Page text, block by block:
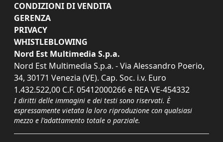
CONDIZIONI DI VENDITA
GERENZA
PRIVACY
WHISTLEBLOWING
Nord Est Multimedia S.p.a.
Nord Est Multimedia S.p.a. - Via Alessandro Poerio,
34, 30171 Venezia (VE). Cap. Soc. i.v. Euro
1.432.522,00 C.F. 05412000266 e REA VE-454332
I diritti delle immagini e dei testi sono riservati. È
espressamente vietata la loro riproduzione con qualsiasi
mezzo e l'adattamento totale o parziale.